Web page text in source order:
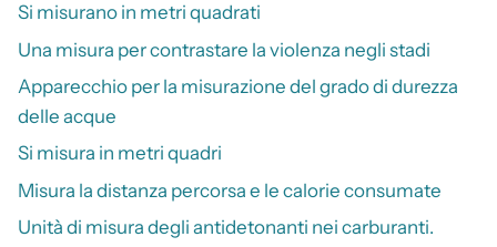
Si misurano in metri quadrati
Una misura per contrastare la violenza negli stadi
Apparecchio per la misurazione del grado di durezza
delle acque
Si misura in metri quadri
Misura la distanza percorsa e le calorie consumate
Unità di misura degli antidetonanti nei carburanti.